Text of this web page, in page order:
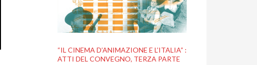
“IL CINEMA D’ANIMAZIONE E L’ITALIA” :
ATTI DEL CONVEGNO, TERZA PARTE